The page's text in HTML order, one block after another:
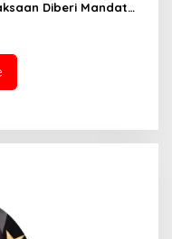
Diberi Mandat